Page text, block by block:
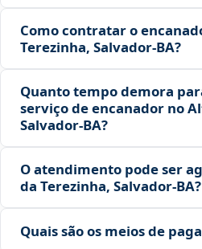
Como contratar o
Terezinha, Salvador‑BA?
Quanto tempo demora
serviço de encanador no
Salvador‑BA?
O atendimento pode ser
da Terezinha, Salvador‑BA?
Quais são os meios de